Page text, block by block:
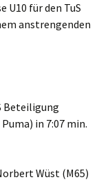
U10 für den TuS
anstrengenden
Beteiligung
in 7:07 min.
Wüst (M65)